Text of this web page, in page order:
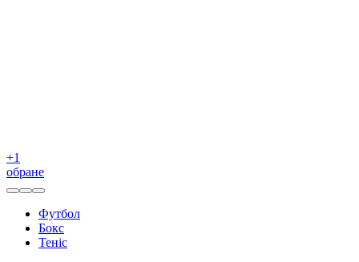
+1
обране
Футбол
Бокс
Теніс